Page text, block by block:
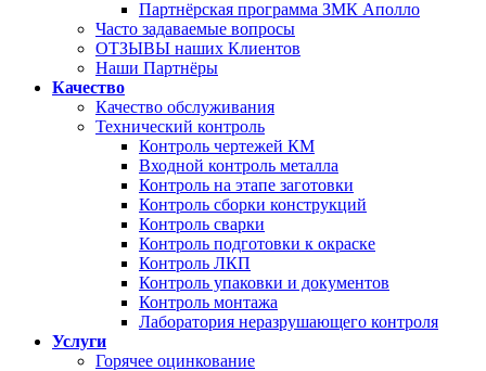
Партнёрская программа ЗМК Аполло
Часто задаваемые вопросы
ОТЗЫВЫ наших Клиентов
Наши Партнёры
Качество
Качество обслуживания
Технический контроль
Контроль чертежей КМ
Входной контроль металла
Контроль на этапе заготовки
Контроль сборки конструкций
Контроль сварки
Контроль подготовки к окраске
Контроль ЛКП
Контроль упаковки и документов
Контроль монтажа
Лаборатория неразрушающего контроля
Услуги
Горячее оцинкование